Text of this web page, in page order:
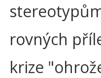
rovných
krize